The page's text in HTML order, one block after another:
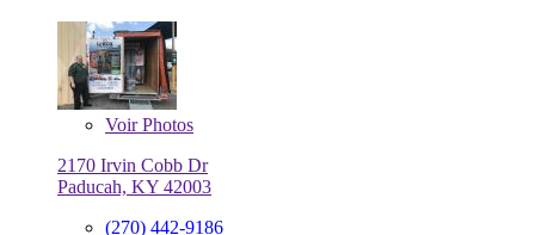
VoirPhotos
2170 Irvin Cobb Dr
Paducah, KY 42003
(270) 442-9186